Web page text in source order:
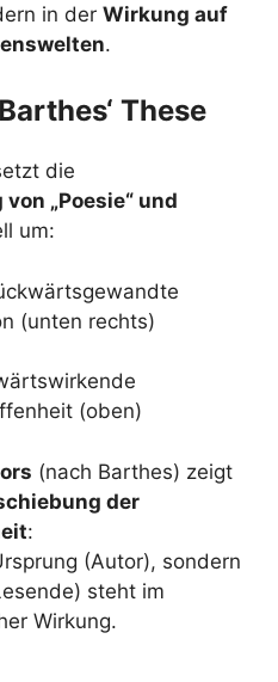
in der Wirkung auf
.
These
die
„Poesie“ und
um:
(unten rechts)
(oben)
(nach Barthes) zeigt
der
:
(Autor), sondern
steht im
Wirkung.